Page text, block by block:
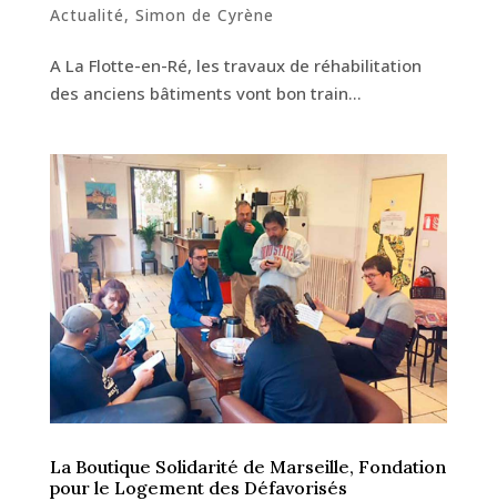
Actualité, Simon de Cyrène
A La Flotte-en-Ré, les travaux de réhabilitation
des anciens bâtiments vont bon train…
La Boutique Solidarité de Marseille, Fondation
pour le Logement des Défavorisés